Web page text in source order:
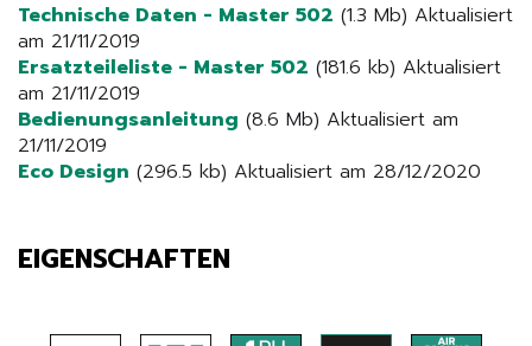
Technische Daten - Master 502 (1.3 Mb) Aktualisiert
am 21/11/2019
Ersatzteileliste - Master 502 (181.6 kb) Aktualisiert
am 21/11/2019
Bedienungsanleitung (8.6 Mb) Aktualisiert am
21/11/2019
Eco Design (296.5 kb) Aktualisiert am 28/12/2020
EIGENSCHAFTEN